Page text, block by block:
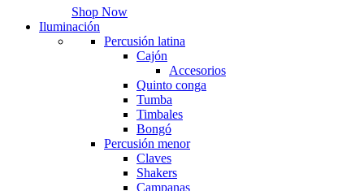
Shop Now
Iluminación
Percusión latina
Cajón
Accesorios
Quinto conga
Tumba
Timbales
Bongó
Percusión menor
Claves
Shakers
Campanas